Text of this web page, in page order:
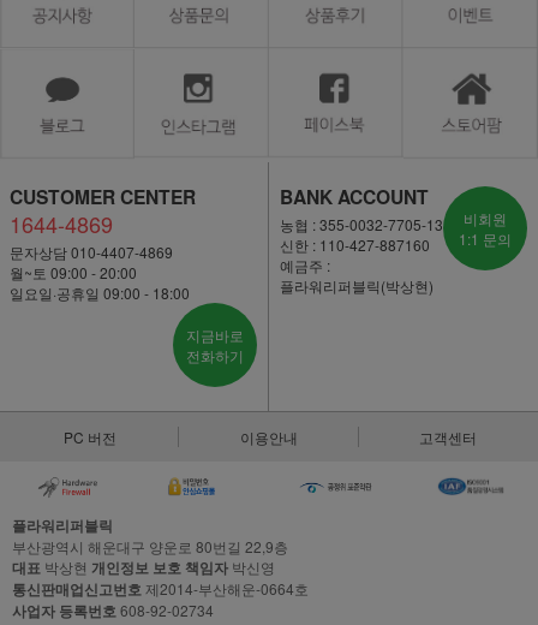
CUSTOMER CENTER
1644-4869
문자상담 010-4407-4869
월~토 09:00 - 20:00
일요일·공휴일 09:00 - 18:00
지금바로
전화하기
BANK ACCOUNT
농협 : 355-0032-7705-13
신한 : 110-427-887160
예금주 :
플라워리퍼블릭(박상현)
비회원
1:1 문의
PC 버전 이용안내 고객센터
플라워리퍼블릭
부산광역시 해운대구 양운로 80번길 22,9층
대표 박상현 개인정보 보호 책임자 박신영
통신판매업신고번호제2014-부산해운-0664호
사업자 등록번호608-92-02734